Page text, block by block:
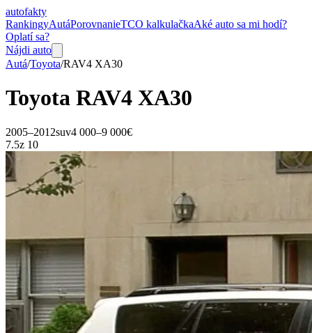
autofakty
RankingyAutáPorovnanieTCO kalkulačkaAké auto sa mi hodí?
Oplatí sa?
Nájdi auto
Autá/Toyota/RAV4 XA30
Toyota RAV4 XA30
2005–2012suv4 000–9 000€
7.5z 10